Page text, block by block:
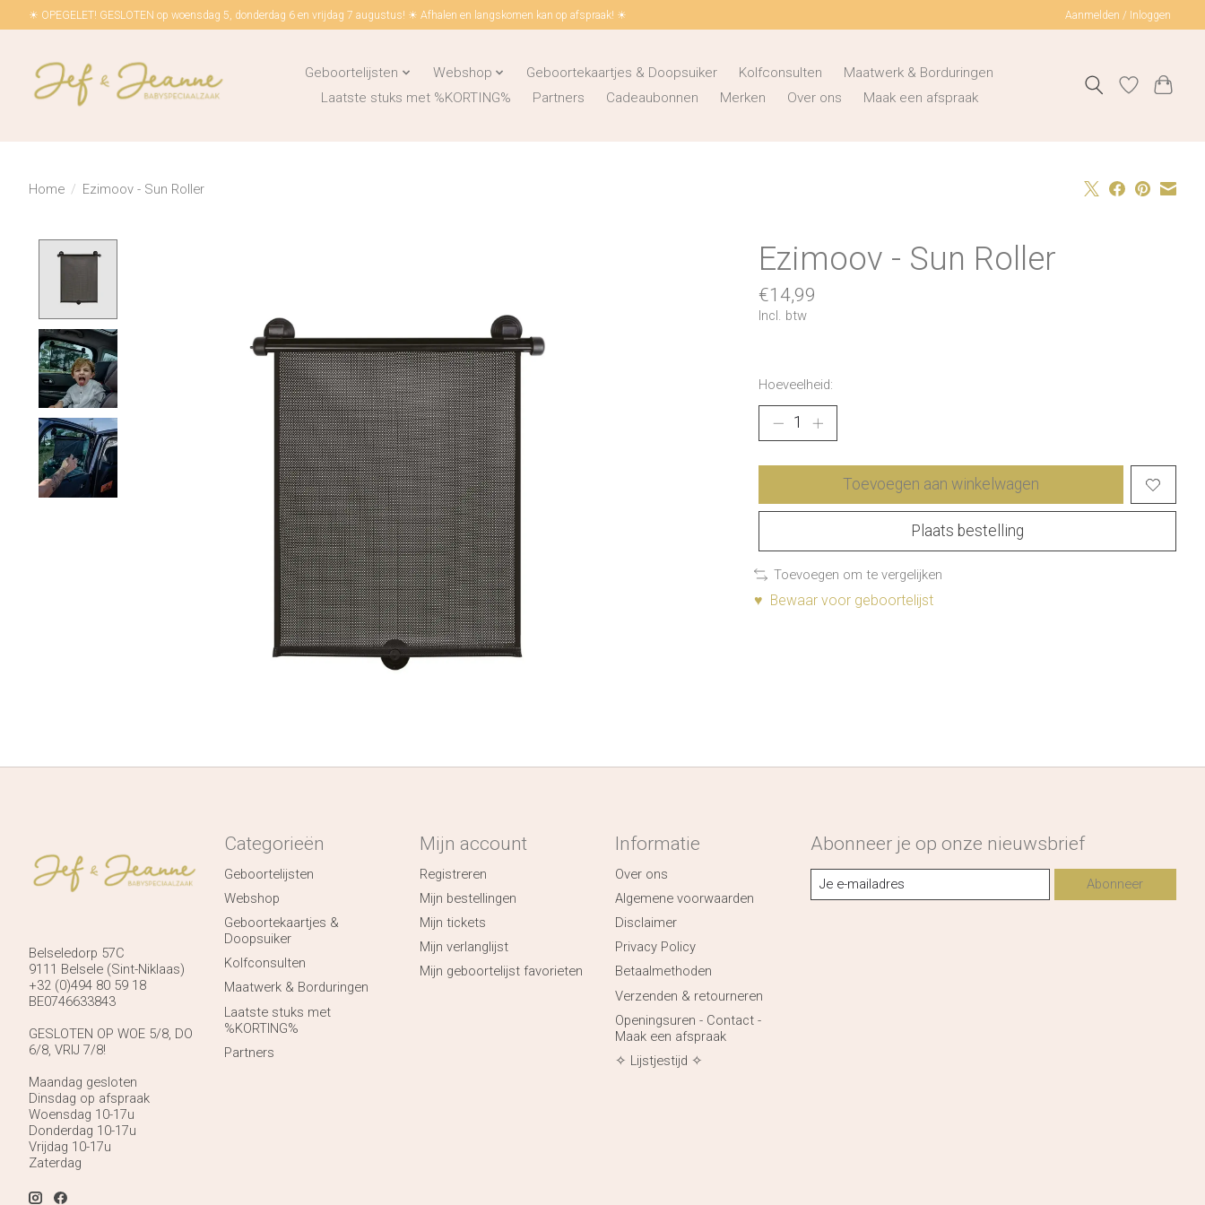
☀ OPEGELET! GESLOTEN op woensdag 5, donderdag 6 en vrijdag 7 augustus! ☀ Afhalen en langskomen kan op afspraak! ☀ Aanmelden / Inloggen
Geboortelijsten Webshop Geboortekaartjes & Doopsuiker Kolfconsulten
Maatwerk & Borduringen
Laatste stuks met %KORTING%
Partners Cadeaubonnen Merken Over ons Maak een afspraak
Home / Ezimoov - Sun Roller
Ezimoov - Sun Roller
€14,99
Incl. btw
Hoeveelheid:
Toevoegen aan winkelwagen
Plaats bestelling
Toevoegen om te vergelijken
♥ Bewaar voor geboortelijst
Belseledorp 57C
9111 Belsele (Sint-Niklaas)
+32 (0)494 80 59 18
BE0746633843
GESLOTEN OP WOE 5/8, DO
6/8, VRIJ 7/8!
Maandag gesloten
Dinsdag op afspraak
Woensdag 10-17u
Donderdag 10-17u
Vrijdag 10-17u
Zaterdag
Categorieën
Geboortelijsten
Webshop
Geboortekaartjes &
Doopsuiker
Kolfconsulten
Maatwerk & Borduringen
Laatste stuks met
%KORTING%
Partners
Mijn account
Registreren
Mijn bestellingen
Mijn tickets
Mijn verlanglijst
Mijn geboortelijst favorieten
Informatie
Over ons
Algemene voorwaarden
Disclaimer
Privacy Policy
Betaalmethoden
Verzenden & retourneren
Openingsuren - Contact -
Maak een afspraak
✧ Lijstjestijd ✧
Abonneer je op onze nieuwsbrief
Abonneer